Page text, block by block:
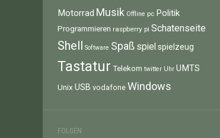
Motorrad Musik Offline pc Politik
Programmieren raspberry pi Schatenseite
Shell Software Spaß spiel spielzeug
Tastatur Telekom twitter Uhr UMTS
Unix USB vodafone Windows
FOLGEN